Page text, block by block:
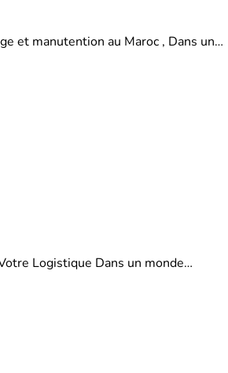
et manutention au Maroc , Dans un…
Logistique Dans un monde…